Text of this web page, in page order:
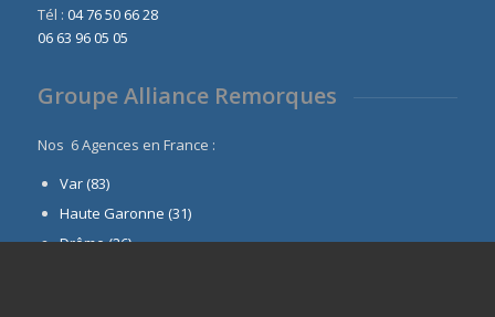
Tél : 04 76 50 66 28
06 63 96 05 05
Groupe Alliance Remorques
Nos 6 Agences en France :
Var (83)
Haute Garonne (31)
Drôme (26)